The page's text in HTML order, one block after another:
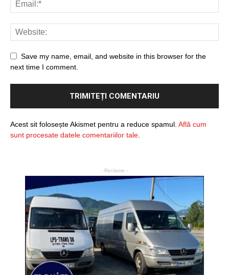
Save my name, email, and website in this browser for the
next time I comment.
Acest sit folosește Akismet pentru a reduce spamul. Află cum
sunt procesate datele comentariilor tale
- Reclame -